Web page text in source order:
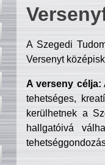
A Szegedi
Versenyt
A verseny célja:
tehetséges,
kerülhetnek a
hallgatóivá